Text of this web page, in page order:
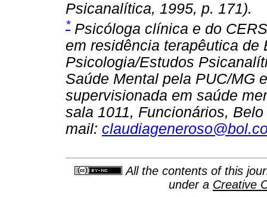
Psicanalítica, 1995, p. 171).
* Psicóloga clínica e do
em residência terapêutica de
Psicologia/Estudos
Saúde Mental pela PUC/MG
supervisionada em saúde
sala 1011, Funcionários,
mail:
All the contents of this
under a Creative